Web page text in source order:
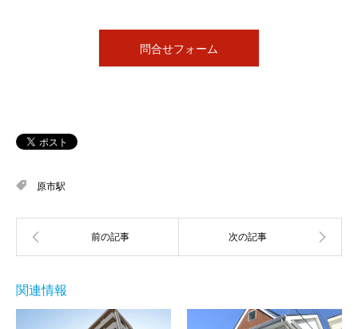
問合せフォーム
原市駅
関連情報